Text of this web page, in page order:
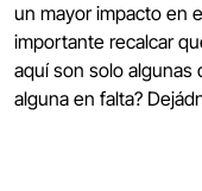
un mayor impacto en
importante recalcar
aquí son solo algunas
alguna en falta?